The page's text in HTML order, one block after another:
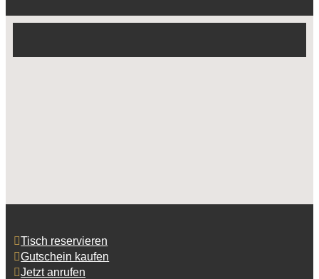
Tisch reservieren
Gutschein kaufen
Jetzt anrufen